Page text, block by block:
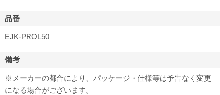
品番
EJK-PROL50
備考
※メーカーの都合により、パッケージ・仕様等は予告なく変更
になる場合がございます。